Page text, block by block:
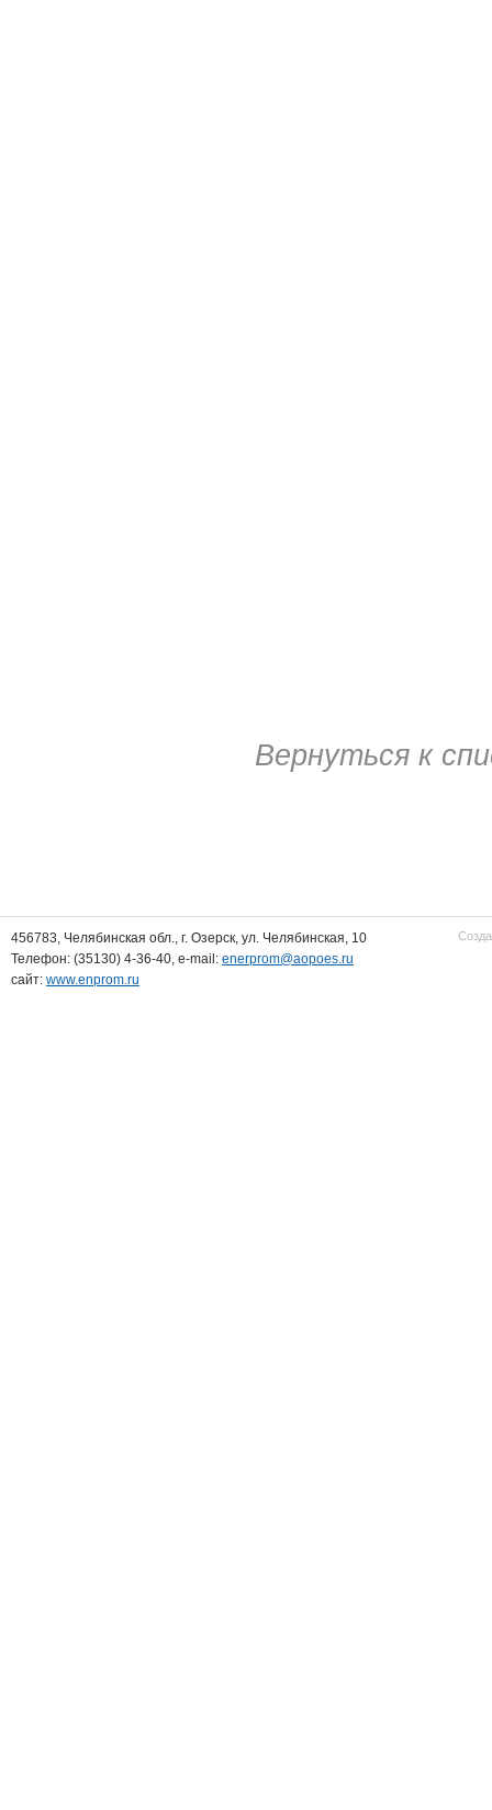
Вернуться к
456783, Челябинская обл., г. Озерск, ул. Челябинская, 10
Телефон: (35130) 4-36-40, e-mail: enerprom@aopoes.ru
сайт: www.enprom.ru